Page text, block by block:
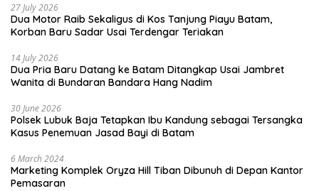
27 July 2026
Dua Motor Raib Sekaligus di Kos Tanjung Piayu Batam,
Korban Baru Sadar Usai Terdengar Teriakan
14 July 2026
Dua Pria Baru Datang ke Batam Ditangkap Usai Jambret
Wanita di Bundaran Bandara Hang Nadim
30 June 2026
Polsek Lubuk Baja Tetapkan Ibu Kandung sebagai Tersangka
Kasus Penemuan Jasad Bayi di Batam
6 March 2024
Marketing Komplek Oryza Hill Tiban Dibunuh di Depan Kantor
Pemasaran